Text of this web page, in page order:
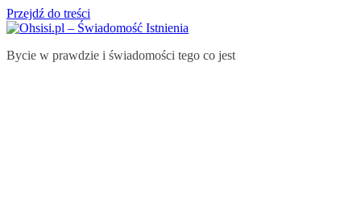
Przejdź do treści
Bycie w prawdzie i świadomości tego co jest